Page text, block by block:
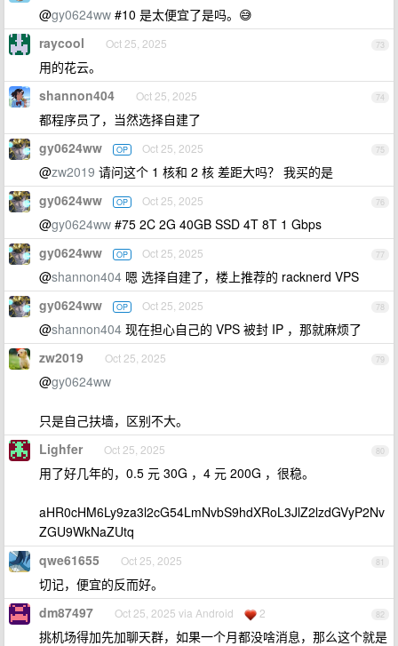
@gy0624ww #10 是太便宜了是吗。😅
73
raycool Oct 25, 2025
用的花云。
74
shannon404 Oct 25, 2025
都程序员了，当然选择自建了
75
gy0624ww OP Oct 25, 2025
@zw2019 请问这个 1 核和 2 核 差距大吗？ 我买的是
76
gy0624ww OP Oct 25, 2025
@gy0624ww #75 2C 2G 40GB SSD 4T 8T 1 Gbps
77
gy0624ww OP Oct 25, 2025
@shannon404 嗯 选择自建了，楼上推荐的 racknerd VPS
78
gy0624ww OP Oct 25, 2025
@shannon404 现在担心自己的 VPS 被封 IP ，那就麻烦了
79
zw2019 Oct 25, 2025
@gy0624ww
只是自己扶墙，区别不大。
80
Lighfer Oct 25, 2025
用了好几年的，0.5 元 30G ，4 元 200G ，很稳。
aHR0cHM6Ly9za3l2cG54LmNvbS9hdXRoL3JlZ2lzdGVyP2Nv
ZGU9WkNaZUtq
81
qwe61655 Oct 25, 2025
切记，便宜的反而好。
82
dm87497 Oct 25, 2025 via Android 2
挑机场得加先加聊天群，如果一个月都没啥消息，那么这个就是